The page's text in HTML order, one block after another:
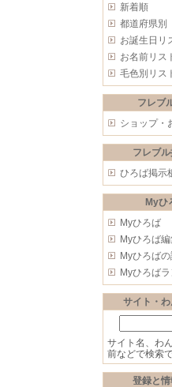
新着順
都道府県別
お誕生日リ
お名前リス
毛色別リス
フレブ
ショップ・
フレブ
ひろば掲示
Myひ
Myひろば
Myひろば
Myひろばの
Myひろば
サイト・
サイト名、わ
前などで検索
登録と